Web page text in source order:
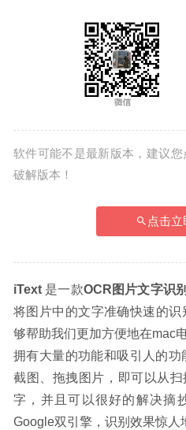
软件可能不是最新版本，建议
破解版本！
点击立
iText 是一款OCR图片文字识
将图片中的文字准确快速的
够帮助我们更加方便地在mac
拥有大量的功能和吸引人的
截图、拖拽图片，即可以从
字，并且可以很好的解决摘
Google双引擎，识别效果惊人